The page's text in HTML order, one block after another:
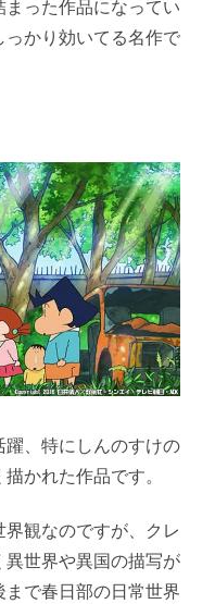
った作品になってい
っかり効いてる名作で
、特にしんのすけの
かれた作品です。
観なのですが、クレ
世界や異国の描写が
で春日部の日常世界